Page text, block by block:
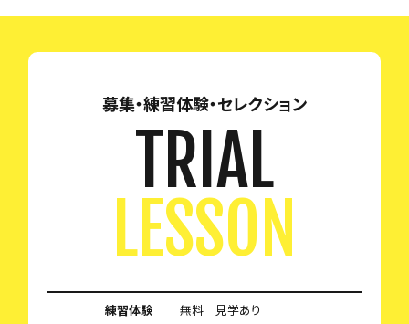
募集・練習体験・セレクション
TRIAL
LESSON
練習体験 無料 見学あり